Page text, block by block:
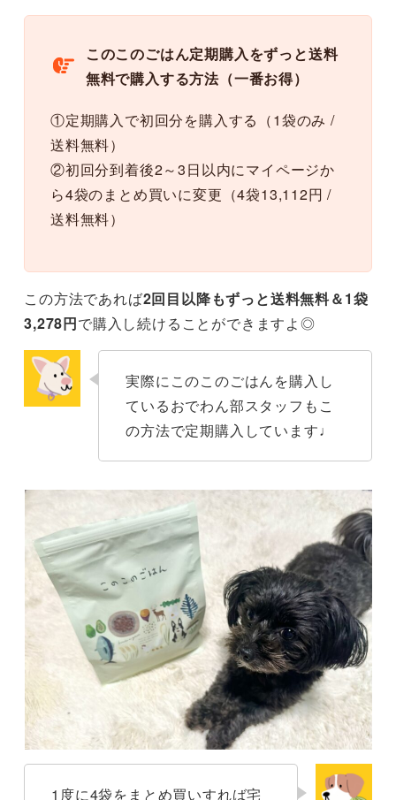
このこのごはん定期購入をずっと送料
無料で購入する方法（一番お得）
①定期購入で初回分を購入する（1袋のみ /
送料無料）
②初回分到着後2～3日以内にマイページか
ら4袋のまとめ買いに変更（4袋13,112円 /
送料無料）
この方法であれば2回目以降もずっと送料無料＆1袋
3,278円で購入し続けることができますよ◎
実際にこのこのごはんを購入し
ているおでわん部スタッフもこ
の方法で定期購入しています♩
1度に4袋をまとめ買いすれば宅